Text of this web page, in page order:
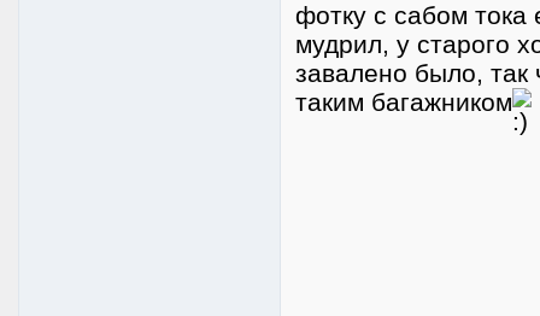
фотку с сабом тока
мудрил, у старого
завалено было,
таким багажником